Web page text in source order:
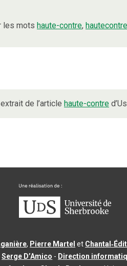
les mots haute-contre, hautecontre
de l’article haute-contre
, Pierre Martel et
Serge D’Amico - Direction